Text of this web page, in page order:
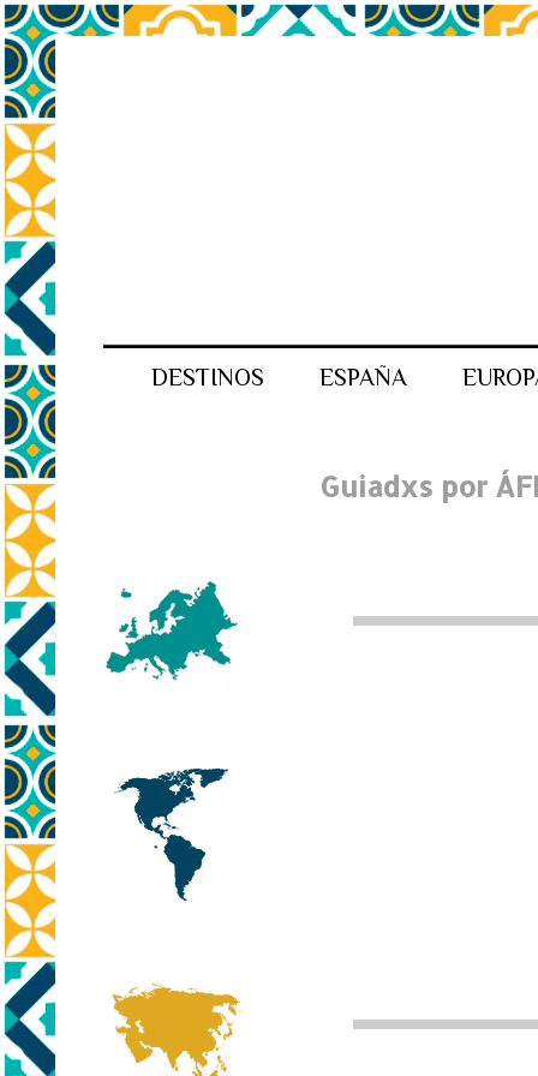
DESTINOS ESPAÑA
Guiadxs por